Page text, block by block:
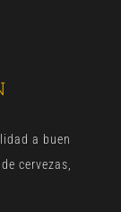
a buen
cervezas,